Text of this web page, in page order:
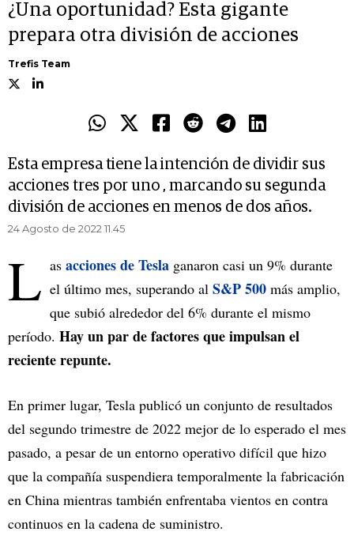
¿Una oportunidad? Esta gigante
prepara otra división de acciones
Trefis Team
Esta empresa tiene la intención de dividir sus
acciones tres por uno , marcando su segunda
división de acciones en menos de dos años.
24 Agosto de 2022 11.45
L as acciones de Tesla ganaron casi un 9% durante
el último mes, superando al S&P 500 más amplio,
que subió alrededor del 6% durante el mismo
período. Hay un par de factores que impulsan el
reciente repunte.
En primer lugar, Tesla publicó un conjunto de resultados
del segundo trimestre de 2022 mejor de lo esperado el mes
pasado, a pesar de un entorno operativo difícil que hizo
que la compañía suspendiera temporalmente la fabricación
en China mientras también enfrentaba vientos en contra
continuos en la cadena de suministro.